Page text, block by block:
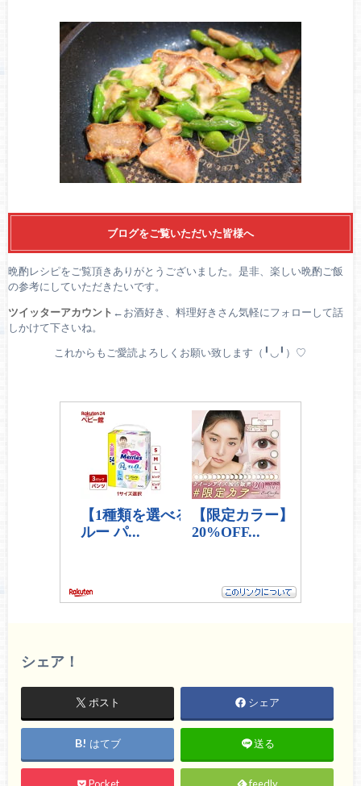
ブログをご覧いただいた皆様へ
晩酌レシピをご覧頂きありがとうございました。是非、楽しい晩酌ご飯
の参考にしていただきたいです。
ツイッターアカウント ←お酒好き、料理好きさん気軽にフォローして話
しかけて下さいね。
これからもご愛読よろしくお願い致します（╹◡╹）♡
シェア！
ポスト シェア
はてブ 送る